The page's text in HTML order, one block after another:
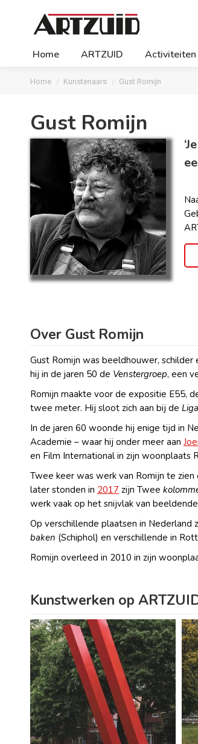
Home ARTZUID Activiteiten
Je bent hier:
Home Kunstenaars Gust Romijn
Gust Romijn
Over Gust Romijn
Gust Romijn was beeldhouwer,
hij in de jaren 50 de Venstergroep, een
Romijn maakte voor de expositie E55,
twee meter. Hij sloot zich aan bij de
In de jaren 60 woonde hij enige tijd in
Academie – waar hij onder meer aan
en Film International in zijn woonplaats
Twee keer was werk van Romijn te zien
later stonden in 2017 zijn Twee
werk vaak op het snijvlak van
Op verschillende plaatsen in Nederland
baken (Schiphol) en verschillende in
Romijn overleed in 2010 in zijn
Kunstwerken op